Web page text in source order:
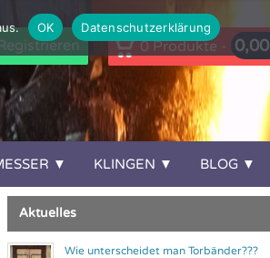
0 Produkte - 0,00
KLINGEN BLOG
Aktuelles
Wie unterscheidet man Torbänder???
OK Datenschutzerklärung